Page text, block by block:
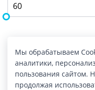
16.99%
Ставка
40
Мы обрабатываем
аналитики,
пользования сайтом.
продолжая